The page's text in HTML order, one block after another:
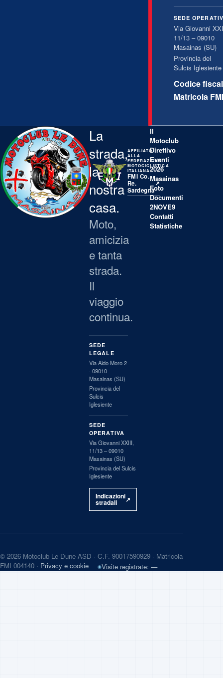
SEDE
Via Giovanni
11/13 – 09010
Masainas (SU)
Provincia del
Sulcis Iglesiente
Codice
Matricola
AFFILIATO
ALLA
FEDERAZIONE
MOTOCICLISTICA
ITALIANA
FMI Co.
Re.
Sardegna
↗
La
strada,
la
nostra
casa.
Moto,
amicizia
e tanta
strada.
Il
viaggio
continua.
SEDE
LEGALE
Via Aldo Moro 2
· 09010
Masainas (SU)
Provincia del
Sulcis
Iglesiente
SEDE
OPERATIVA
Via Giovanni XXIII,
11/13–09010
Masainas (SU)
Provincia del Sulcis
Iglesiente
Indicazioni
stradali ↗
Il
Motoclub
Direttivo
Eventi
2026
Masainas
Foto
Documenti
2NOVE9
Contatti
Statistiche
© 2026 Motoclub Le Dune ASD · C.F. 90017590929 · Matricola
FMI 004140 · Privacy e cookie ◉Visite registrate: —